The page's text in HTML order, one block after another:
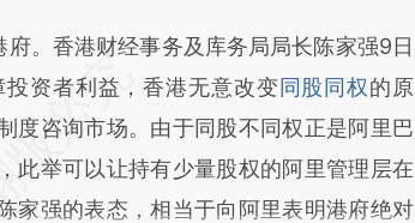
。香港财经事务及库务局局长陈家强9日
资者利益，香港无意改变同股同权的原
度咨询市场。由于同股不同权正是阿里巴
此举可以让持有少量股权的阿里管理层在
家强的表态，相当于向阿里表明港府绝对